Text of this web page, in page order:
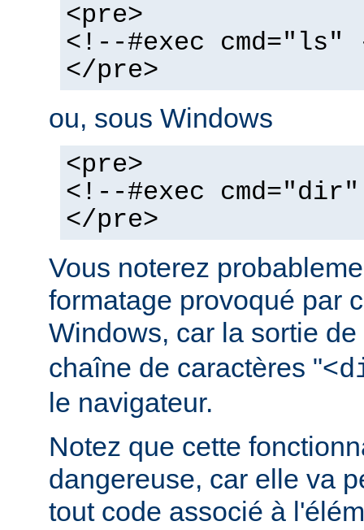
<pre>
<!--#exec cmd="ls"
</pre>
ou, sous Windows
<pre>
<!--#exec
</pre>
Vous noterez
formatage provoqué par
Windows, car la sortie de
chaîne de caractères "<
le navigateur.
Notez que cette
dangereuse, car elle va
tout code associé à